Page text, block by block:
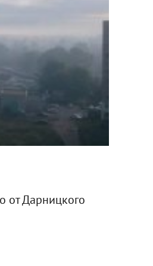
от Дарницкого